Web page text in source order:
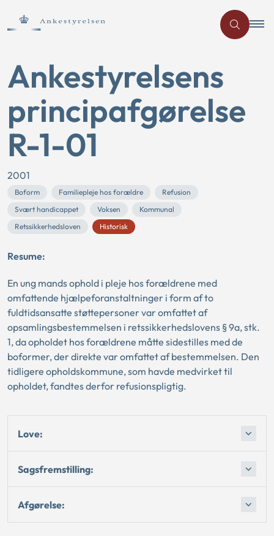
Ankestyrelsens
principafgørelse
R-1-01
2001
Boform Familiepleje hos forældre
Refusion
Svært handicappet
Voksen
Kommunal
Retssikkerhedsloven
Historisk
Resume:
En ung mands ophold i pleje hos forældrene med
omfattende hjælpeforanstaltninger i form af to
fuldtidsansatte støttepersoner var omfattet af
opsamlingsbestemmelsen i retssikkerhedslovens § 9a, stk.
1, da opholdet hos forældrene måtte sidestilles med de
boformer, der direkte var omfattet af bestemmelsen. Den
tidligere opholdskommune, som havde medvirket til
opholdet, fandtes derfor refusionspligtig.
Love:
Sagsfremstilling:
Afgørelse: